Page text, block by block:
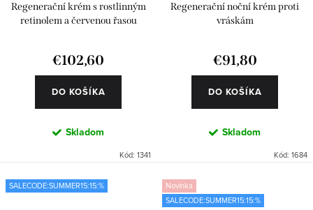
Regenerační krém s rostlinným
retinolem a červenou řasou
€102,60
DO KOŠÍKA
Skladom
Kód: 1341
Regenerační noční krém proti
vráskám
€91,80
DO KOŠÍKA
Skladom
Kód: 1684
SALECODE:SUMMER15:15:%
Novinka
SALECODE:SUMMER15:15:%